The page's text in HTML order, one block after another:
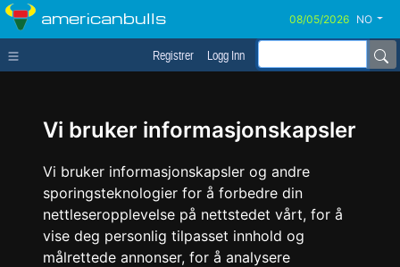
Vi bruker informasjonskapsler
Vi bruker informasjonskapsler og andre
sporingsteknologier for å forbedre din
nettleseropplevelse på nettstedet vårt, for å
vise deg personlig tilpasset innhold og
målrettede annonser, for å analysere
americanbulls NO
Registrer Logg Inn